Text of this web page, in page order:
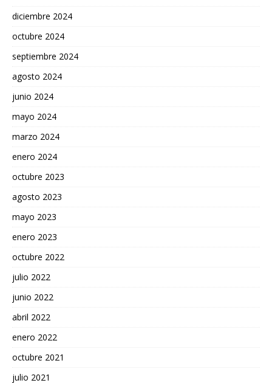
diciembre 2024
octubre 2024
septiembre 2024
agosto 2024
junio 2024
mayo 2024
marzo 2024
enero 2024
octubre 2023
agosto 2023
mayo 2023
enero 2023
octubre 2022
julio 2022
junio 2022
abril 2022
enero 2022
octubre 2021
julio 2021